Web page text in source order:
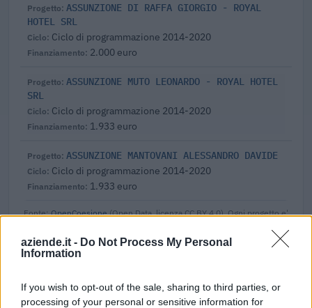
aziende.it - Do Not Process My Personal
Information
If you wish to opt-out of the sale, sharing to third parties, or
processing of your personal or sensitive information for
ASSUNZIONE DI RAFFA GIORGIO - ROYAL
HOTEL SRL
Ciclo di programmazione 2014-2020
2.000 euro
ASSUNZIONE MUTO LEONARDO - ROYAL HOTEL
SRL
Ciclo di programmazione 2014-2020
1.933 euro
ASSUNZIONE MANTOVANI ALESSANDRO DAVIDE
Ciclo di programmazione 2014-2020
1.933 euro
Fonte:OpenCoesione(Open Data, licenza CC BY 4.0). Ogni progetto e'
Aiuti di Stato e contributi pubblici